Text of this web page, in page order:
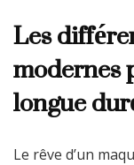
Les
longue
Le rêve d’un